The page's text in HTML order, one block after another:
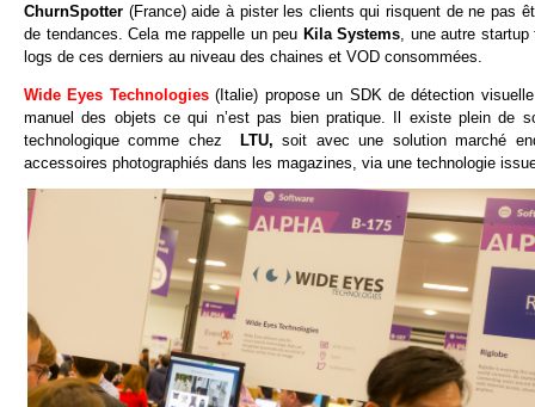
ChurnSpotter (France) aide à pister les clients qui risquent de ne pas
de tendances. Cela me rappelle un peu Kila Systems , une autre
logs de ces derniers au niveau des chaines et VOD consommées.
Wide Eyes Technologies (Italie) propose un SDK de détection
manuel des objets ce qui n’est pas bien pratique. Il existe plein de
technologique comme chez LTU, soit avec une solution marché
accessoires photographiés dans les magazines, via une technologie